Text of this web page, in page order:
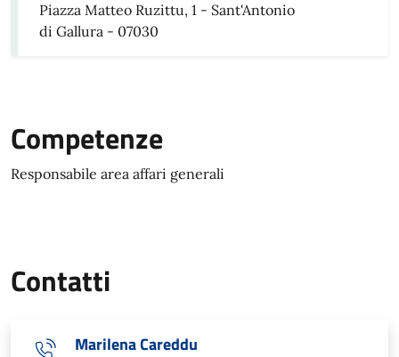
Piazza Matteo Ruzittu, 1 - Sant'Antonio
di Gallura - 07030
Competenze
Responsabile area affari generali
Contatti
Marilena Careddu